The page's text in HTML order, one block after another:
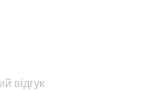
відгук